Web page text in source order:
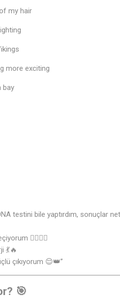
my hair
more exciting
bay
testini bile yaptırdım, sonuçlar
💇🏽‍♀️✨
💃🔥
çıkıyorum 😌👑”
🎯